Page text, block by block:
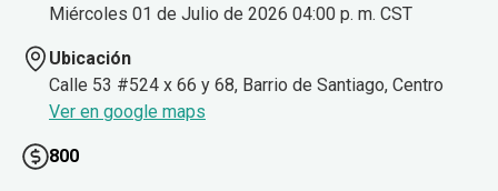
Miércoles 01 de Julio de 2026 04:00 p. m. CST
Ubicación
Calle 53 #524 x 66 y 68, Barrio de Santiago, Centro
Ver en google maps
800